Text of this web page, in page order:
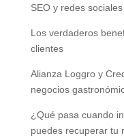
SEO y redes sociales
Los verdaderos
clientes
Alianza Loggro y
negocios
¿Qué pasa cuando
puedes recuperar tu